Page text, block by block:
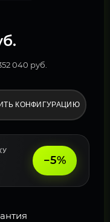
040 руб.
КОНФИГУРАЦИЮ
−5%